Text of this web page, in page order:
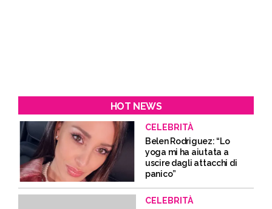
HOT NEWS
CELEBRITÀ
Belen Rodriguez: “Lo
yoga mi ha aiutata a
uscire dagli attacchi di
panico”
CELEBRITÀ